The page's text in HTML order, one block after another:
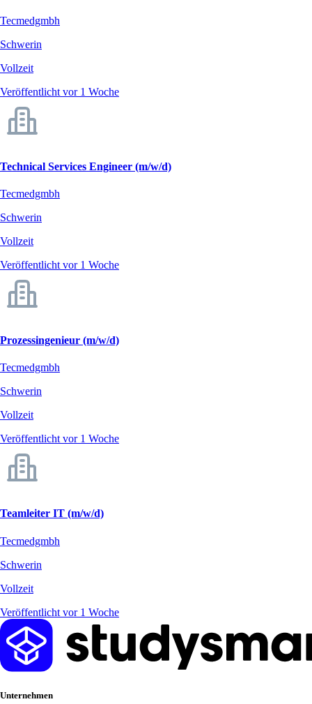
Tecmedgmbh
Schwerin
Vollzeit
Veröffentlicht vor 1 Woche
Technical Services Engineer (m/w/d)
Tecmedgmbh
Schwerin
Vollzeit
Veröffentlicht vor 1 Woche
Prozessingenieur (m/w/d)
Tecmedgmbh
Schwerin
Vollzeit
Veröffentlicht vor 1 Woche
Teamleiter IT (m/w/d)
Tecmedgmbh
Schwerin
Vollzeit
Veröffentlicht vor 1 Woche
Unternehmen